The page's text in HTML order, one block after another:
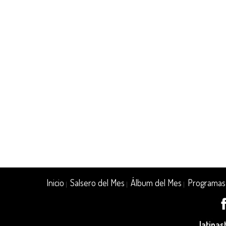
Inicio |Salsero del Mes |Álbum del Mes Programas